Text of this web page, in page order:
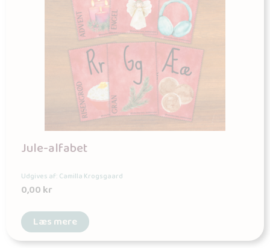
Jule-alfabet
Udgives af: Camilla Krogsgaard
0,00kr
Læs mere